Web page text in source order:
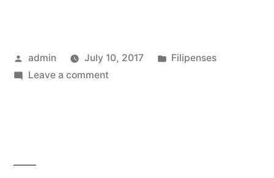
Posted
by
admin July 10, 2017
Posted
Filipenses
Leave a commenton